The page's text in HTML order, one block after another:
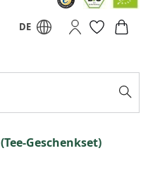
DE
Geschenkset)